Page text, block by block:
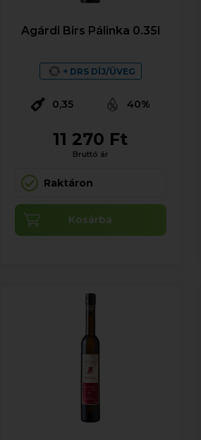
Agárdi Birs Pálinka 0.35l
+ DRS DÍJ/ÜVEG
0,35 40%
11 270 Ft
Bruttó ár
Raktáron
Kosárba